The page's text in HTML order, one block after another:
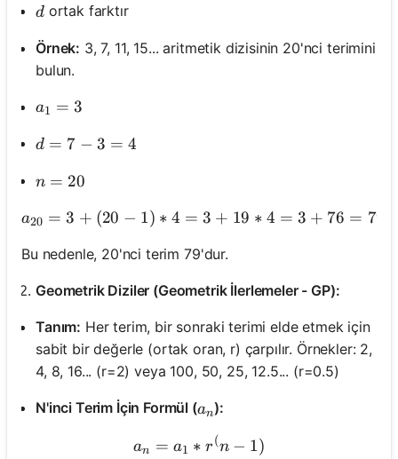
d
dortak farktır
Örnek: 3, 7, 11, 15... aritmetik dizisinin 20'nci terimini
bulun.
a_1 = 3
a1 = 3
d = 7 - 3 = 4
d = 7 − 3 = 4
n = 20
n = 20
a_{20} = 3 + (20 - 1) * 4
a20 = 3 + (20 − 1) ∗ 4 = 3 + 19 ∗ 4 = 3 + 76 = 79
Bu nedenle, 20'nci terim 79'dur.
Geometrik Diziler (Geometrik İlerlemeler - GP):
Tanım: Her terim, bir sonraki terimi elde etmek için
sabit bir değerle (ortak oran, r) çarpılır. Örnekler: 2,
4, 8, 16... (r=2) veya 100, 50, 25, 12.5... (r=0.5)
N'inci Terim İçin Formül (a_n
an):
a_n = a_1 * r^(n - 1)
an = a1 ∗ r(n − 1)